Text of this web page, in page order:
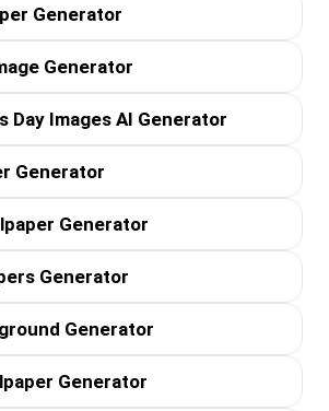
Generator
Generator
Day Images AI Generator
Generator
Generator
Generator
Generator
Generator